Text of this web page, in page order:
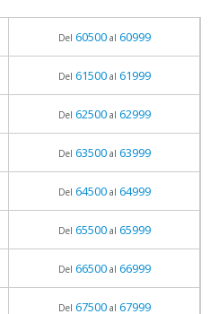
Del 60500al 60999
Del 61500al 61999
Del 62500al 62999
Del 63500al 63999
Del 64500al 64999
Del 65500al 65999
Del 66500al 66999
Del 67500al 67999